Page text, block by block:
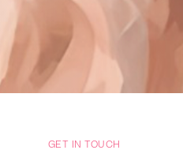
GET IN TOUCH